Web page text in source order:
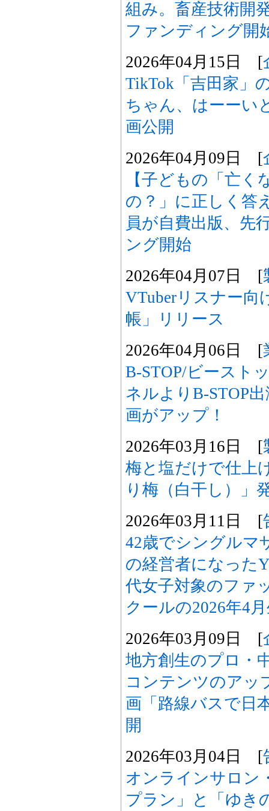
組み。畜産技術開
ファンディング開
2026年04月15日 [
TikTok「吉田家」
ちゃん、はーーい
画公開
2026年04月09日 [
【子どもの「亡
の？」に正しく答
員が自費出版、先
ング開始
2026年04月07日 [
VTuberリスナー向
帳」リリース
2026年04月06日 [
B-STOP/ビースト
ネルよりB-STOP
画がアップ！
2026年03月16日 [
梅と塩だけで仕上
り梅（白干し）」
2026年03月11日 [
42歳でシングルマ
の経営者になった
代女子対象のファ
クールの2026年4
2026年03月09日 [
地方創生のプロ・
コンテンツのアッ
画「路線バスで日
開
2026年03月04日 [
オンラインサロン
プラン」と「ゆき